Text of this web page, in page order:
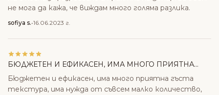
не мога да кажа, че виждам много голяма разлика.
sofiya s.•16.06.2023 г.
БЮДЖЕТЕН И ЕФИКАСЕН, ИМА МНОГО ПРИЯТНА...
Бюджетен и ефикасен, има много приятна гъста
текстура, има нужда от съвсем малко количество,